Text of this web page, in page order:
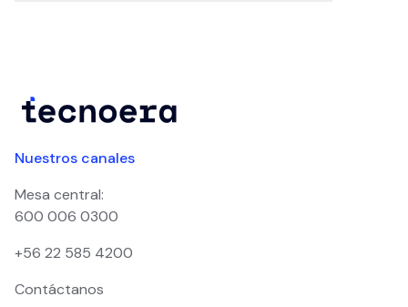
Nuestros canales
Mesa central:
600 006 0300
+56 22 585 4200
Contáctanos